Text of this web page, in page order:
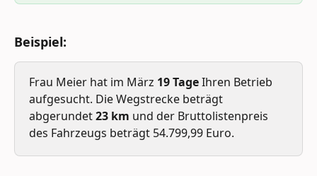
Beispiel:
Frau Meier hat im März 19 Tage Ihren Betrieb
aufgesucht. Die Wegstrecke beträgt
abgerundet 23 km und der Bruttolistenpreis
des Fahrzeugs beträgt 54.799,99 Euro.